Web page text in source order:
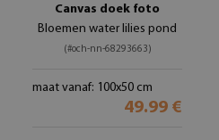
Canvas doek foto
Bloemen water lilies pond
(#och-nn-68293663)
maat vanaf: 100x50 cm
49.99 €